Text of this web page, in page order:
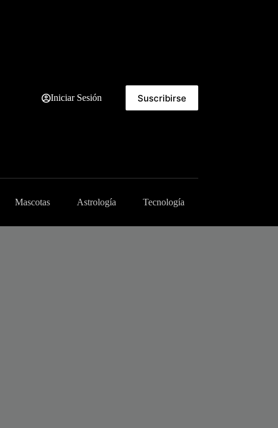
Iniciar Sesión Suscribirse
Mascotas Astrología Tecnología